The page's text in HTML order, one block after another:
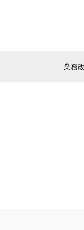
業務